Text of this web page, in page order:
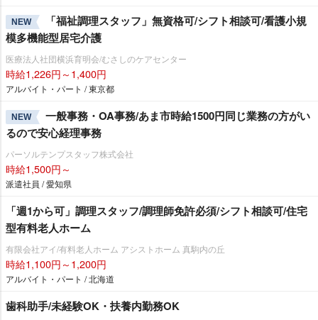
NEW
「福祉調理スタッフ」無資格可/シフト相談可/看護小規
模多機能型居宅介護
医療法人社団横浜育明会/むさしのケアセンター
時給1,226円～1,400円
アルバイト・パート / 東京都
NEW
一般事務・OA事務/あま市時給1500円同じ業務の方がい
るので安心経理事務
パーソルテンプスタッフ株式会社
時給1,500円～
派遣社員 / 愛知県
「週1から可」調理スタッフ/調理師免許必須/シフト相談可/住宅
型有料老人ホーム
有限会社アイ/有料老人ホーム アシストホーム 真駒内の丘
時給1,100円～1,200円
アルバイト・パート / 北海道
歯科助手/未経験OK・扶養内勤務OK